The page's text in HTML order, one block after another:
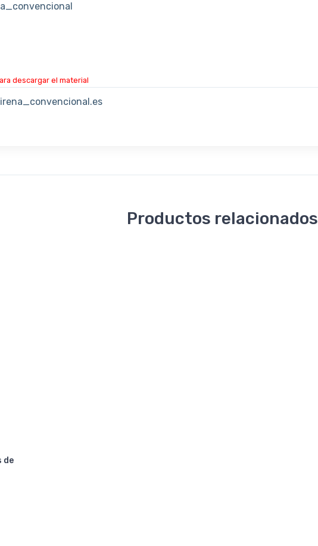
descargar el material
Productos relacionados
de